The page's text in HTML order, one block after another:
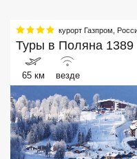
курорт Газпром
Туры в Поляна
65 км везде
Кав Мин Воды
Экскурсионные туры
VIP отели 5 звезд
ТОП 10 лучших отелей 5*